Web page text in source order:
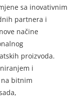
sa inovativnim
partnera i
načine
proizvoda.
i
bitnim